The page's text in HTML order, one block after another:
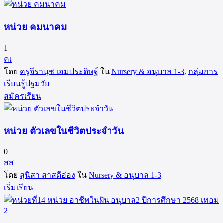
หน่วย คมนาคม
1
คเ
โดย ครูจีรานุช เอมประดิษฐ์ ใน Nursery & อนุบาล 1-3, กลุ่มการ
เรียนรู้ปฐมวัย
สมัครเรียน
หน่วย ตัวเลขในชีวิตประจำวัน
0
สส
โดย สุนิสา สาสดีอ่อง ใน Nursery & อนุบาล 1-3
เริ่มเรียน